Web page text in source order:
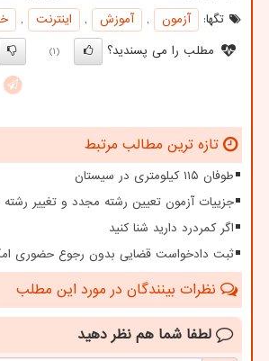
تگها:
آزمون , آموزش , اینترنت ,
مطلب را می پسندید؟
(1)
تازه ترین مطالب مرتبط
طوفان ۱۱۵ کیلومتری در سیستان
جزییات آزمون تعیین رشته مجدد و تغییر
اگر کمردرد دارید شنا کنید
ثبت دادخواست قضایی بدون رجوع حضوری
نظرات بینندگان در مورد این مطلب
لطفا شما هم نظر دهید